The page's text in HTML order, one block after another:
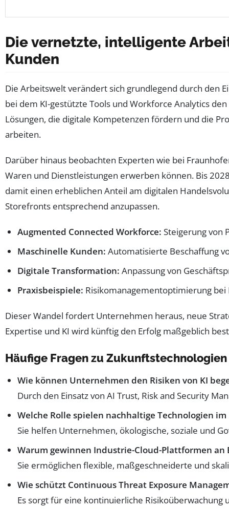
Die vernetzte, intelligente
Kunden
Die Arbeitswelt verändert sich grundlegend durch den
bei dem KI-gestützte Tools und Workforce Analytics
Lösungen, die digitale Kompetenzen fördern und die
arbeiten.
Darüber hinaus beobachten Experten wie bei
Waren und Dienstleistungen erwerben können. Bis
damit einen erheblichen Anteil am digitalen
Storefronts entsprechend anzupassen.
Augmented Connected Workforce: Steigerung von
Maschinelle Kunden: Automatisierte Beschaffung
Digitale Transformation: Anpassung von
Praxisbeispiele: Risikomanagementoptimierung bei
Dieser Wandel fordert Unternehmen heraus, neue
Expertise und KI wird künftig den Erfolg maßgeblich
Häufige Fragen zu Zukunftstechnologien
Wie können Unternehmen den Risiken von KI
Durch den Einsatz von AI Trust, Risk and Security
Welche Rolle spielen nachhaltige Technologien
Sie helfen Unternehmen, ökologische, soziale und
Warum gewinnen Industrie-Cloud-Plattformen an
Sie ermöglichen flexible, maßgeschneiderte und
Wie schützt Continuous Threat Exposure
Es sorgt für eine kontinuierliche